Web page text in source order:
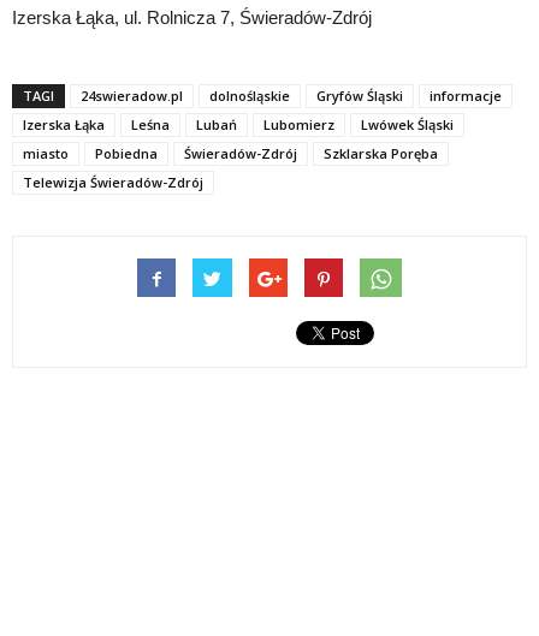
Izerska Łąka, ul. Rolnicza 7, Świeradów-Zdrój
TAGI 24swieradow.pl dolnośląskie Gryfów Śląski
informacje
Izerska Łąka
Leśna Lubań Lubomierz
Lwówek Śląski
miasto
Pobiedna Świeradów-Zdrój
Szklarska Poręba
Telewizja Świeradów-Zdrój